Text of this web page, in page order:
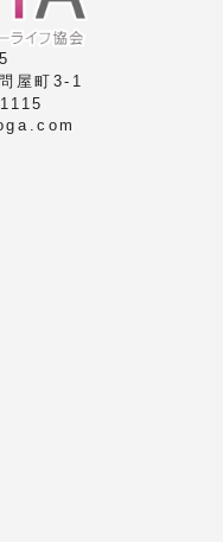
止事項
イデア、手法、情報、カ
、書籍、資料、画像、写
、ロゴおよび標章等に関す
当協会または正当な権利を
る承諾を得ることなく、
、画像、講義内容等をウ
の媒体に掲載する行為
転載、送信または共有す
講座または教材と同一ま
、教材その他のサービスを
権、商標権、営業上の権
場合、当協会は、受講資
とができます。
屋町3-1